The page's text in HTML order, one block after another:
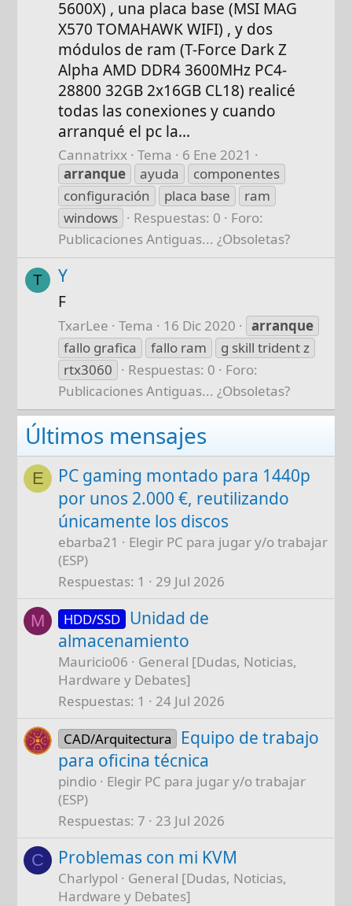
5600X) , una placa base (MSI MAG
X570 TOMAHAWK WIFI) , y dos
módulos de ram (T-Force Dark Z
Alpha AMD DDR4 3600MHz PC4-
28800 32GB 2x16GB CL18) realicé
todas las conexiones y cuando
arranqué el pc la...
Cannatrixx Tema
6 Ene 2021
arranque
ayuda
componentes
configuración
placa base
ram
windows
Respuestas: 0
Foro:
Publicaciones Antiguas... ¿Obsoletas?
T Y
F
TxarLee Tema 16 Dic 2020
arranque
fallo grafica
fallo ram
g skill trident z
rtx3060
Respuestas: 0
Foro:
Publicaciones Antiguas... ¿Obsoletas?
Últimos mensajes
E
PC gaming montado para 1440p
por unos 2.000 €, reutilizando
únicamente los discos
ebarba21
Elegir PC para jugar y/o trabajar
(ESP)
Respuestas 1 29 Jul 2026
M HDD/SSD Unidad de
almacenamiento
Mauricio06
General [Dudas, Noticias,
Hardware y Debates]
Respuestas 1 24 Jul 2026
CAD/Arquitectura
Equipo de trabajo
para oficina técnica
pindio
Elegir PC para jugar y/o trabajar
(ESP)
Respuestas 7 23 Jul 2026
C Problemas con mi KVM
Charlypol
General [Dudas, Noticias,
Hardware y Debates]